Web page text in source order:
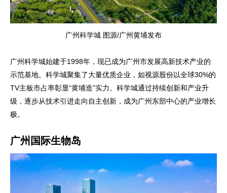
广州科学城 图源/广州黄埔发布
广州科学城始建于1998年，现已成为广州市发展高新技术产业的
示范基地。科学城聚集了大量优质企业，如视源股份以全球30%的
TV主板市占率彰显“黄埔造”实力。科学城通过持续创新和产业升
级，逐步从技术引进走向自主创新，成为广州东部中心的产业增长
极。
广州国际生物岛